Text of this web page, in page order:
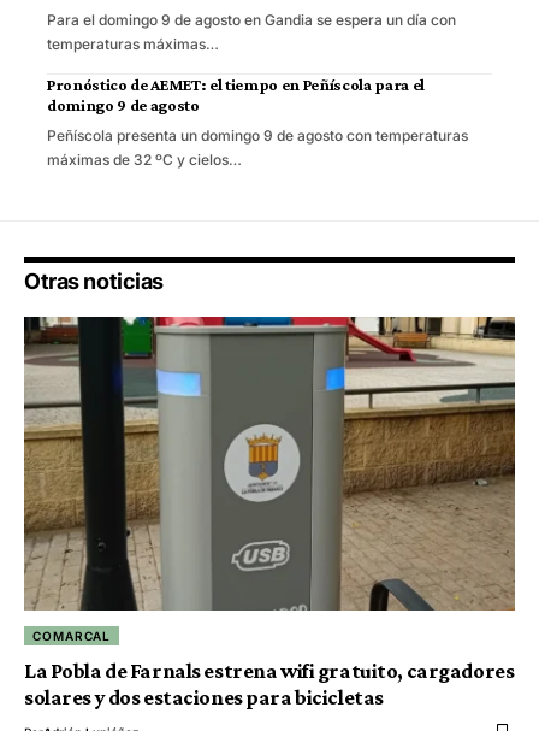
Para el domingo 9 de agosto en Gandia se espera un día con
temperaturas máximas…
Pronóstico de AEMET: el tiempo en Peñíscola para el
domingo 9 de agosto
Peñíscola presenta un domingo 9 de agosto con temperaturas
máximas de 32 ºC y cielos…
Otras noticias
COMARCAL
La Pobla de Farnals estrena wifi gratuito, cargadores
solares y dos estaciones para bicicletas